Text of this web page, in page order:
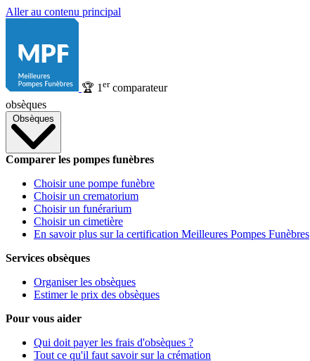
Aller au contenu principal
🏆 1 ercomparateur
obsèques
Obsèques
Comparer les pompes funèbres
Choisir une pompe funèbre
Choisir un crematorium
Choisir un funérarium
Choisir un cimetière
En savoir plus sur la certification Meilleures Pompes Funèbres
Services obsèques
Organiser les obsèques
Estimer le prix des obsèques
Pour vous aider
Qui doit payer les frais d'obsèques ?
Tout ce qu'il faut savoir sur la crémation